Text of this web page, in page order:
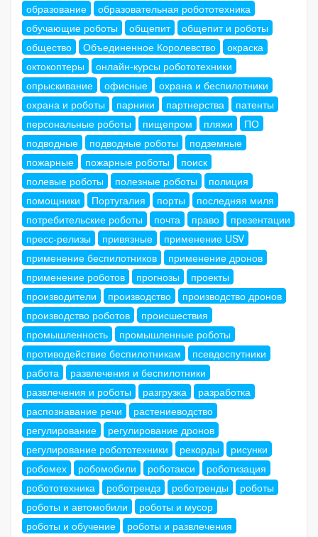
образование
образовательная робототехника
обучающие роботы
общепит
общепит и роботы
общество
Объединенное Королевство
окраска
октокоптеры
онлайн-курсы робототехники
опрыскивание
офисные
охрана и беспилотники
охрана и роботы
парники партнерства
патенты
персональные роботы
пищепром пляжи
ПО
подводные
подводные роботы
подземные
пожарные
пожарные роботы
поиск
полевые роботы
полезные роботы
полиция
помощники
Португалия порты
последняя миля
потребительские роботы
почта право
презентации
пресс-релизы
привязные
применение USV
применение беспилотников
применение дронов
применение роботов
прогнозы
проекты
производители
производство
производство дронов
производство роботов
происшествия
промышленность
промышленные роботы
противодействие беспилотникам
псевдоспутники
работа
развлечения и беспилотники
развлечения и роботы
разгрузка
разработка
распознавание речи
растениеводство
регулирование
регулирование дронов
регулирование робототехники
рекорды
рисунки
робомех
робомобили роботакси
роботизация
робототехника
роботрендз роботренды
роботы
роботы и автомобили
роботы и мусор
роботы и обучение
роботы и развлечения